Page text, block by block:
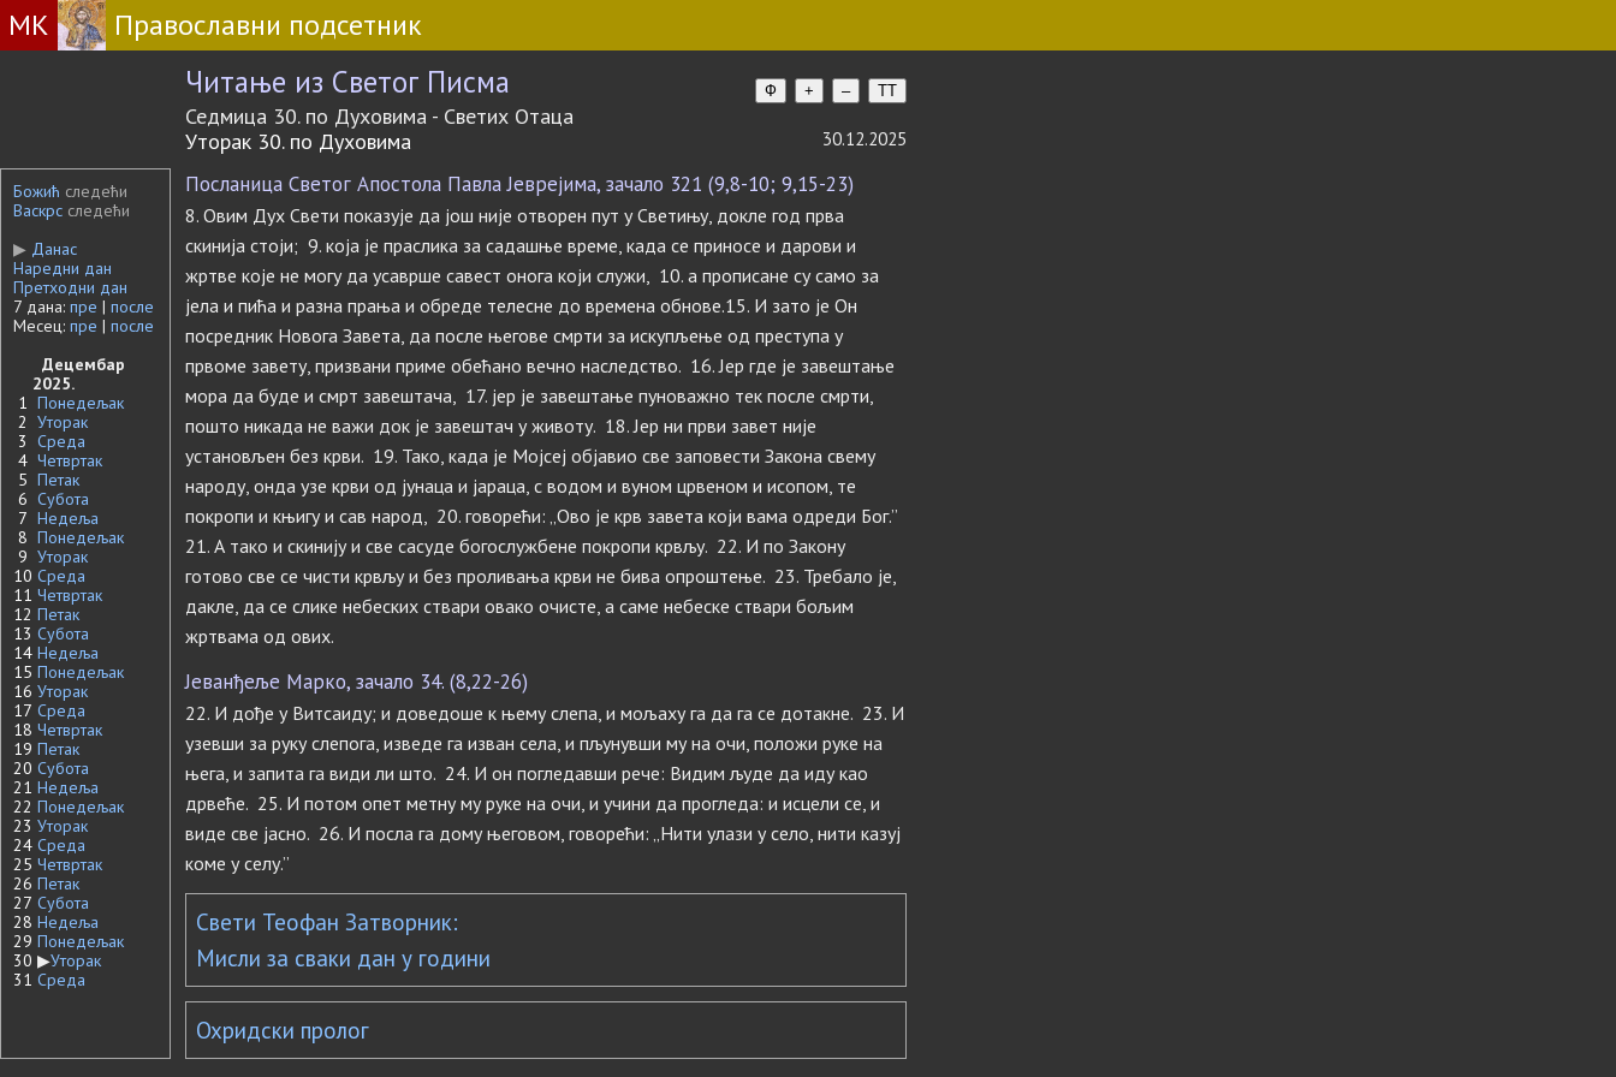
МК Православни подсетник
Читање из Светог Писма Ф + – TT
Седмица 30. по Духовима - Светих Отаца
Уторак 30. по Духовима
30.12.2025
Божић следећи
Васкрс следећи
▶ Данас
Наредни дан
Претходни дан
7 дана: пре | после
Месец: пре | после
Децембар
2025.
1 Понедељак
2 Уторак
3 Среда
4 Четвртак
5 Петак
6 Субота
7 Недеља
8 Понедељак
9 Уторак
10 Среда
11 Четвртак
12 Петак
13 Субота
14 Недеља
15 Понедељак
16 Уторак
17 Среда
18 Четвртак
19 Петак
20 Субота
21 Недеља
22 Понедељак
23 Уторак
24 Среда
25 Четвртак
26 Петак
27 Субота
28 Недеља
29 Понедељак
30 ▶Уторак
31 Среда
Посланица Светог Апостола Павла Јеврејима, зачало 321 (9,8-10; 9,15-23)
8. Овим Дух Свети показује да још није отворен пут у Светињу, докле год прва
скинија стоји; 9. која је праслика за садашње време, када се приносе и дарови и
жртве које не могу да усаврше савест онога који служи, 10. а прописане су само за
јела и пића и разна прања и обреде телесне до времена обнове.15. И зато је Он
посредник Новога Завета, да после његове смрти за искупљење од преступа у
првоме завету, призвани приме обећано вечно наследство. 16. Јер где је завештање
мора да буде и смрт завештача, 17. јер је завештање пуноважно тек после смрти,
пошто никада не важи док је завештач у животу. 18. Јер ни први завет није
установљен без крви. 19. Тако, када је Мојсеј објавио све заповести Закона свему
народу, онда узе крви од јунаца и јараца, с водом и вуном црвеном и исопом, те
покропи и књигу и сав народ, 20. говорећи: „Ово је крв завета који вама одреди Бог.”
21. А тако и скинију и све сасуде богослужбене покропи крвљу. 22. И по Закону
готово све се чисти крвљу и без проливања крви не бива опроштење. 23. Требало је,
дакле, да се слике небеских ствари овако очисте, а саме небеске ствари бољим
жртвама од ових.
Јеванђеље Марко, зачало 34. (8,22-26)
22. И дође у Витсаиду; и доведоше к њему слепа, и мољаху га да га се дотакне. 23. И
узевши за руку слепога, изведе га изван села, и пљунувши му на очи, положи руке на
њега, и запита га види ли што. 24. И он погледавши рече: Видим људе да иду као
дрвеће. 25. И потом опет метну му руке на очи, и учини да прогледа: и исцели се, и
виде све јасно. 26. И посла га дому његовом, говорећи: „Нити улази у село, нити казуј
коме у селу.”
Свети Теофан Затворник:
Мисли за сваки дан у години
Охридски пролог